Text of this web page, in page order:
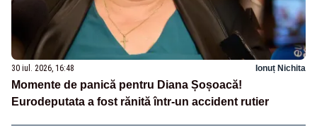
30 iul. 2026, 16:48 Ionuț Nichita
Momente de panică pentru Diana Șoșoacă!
Eurodeputata a fost rănită într-un accident rutier